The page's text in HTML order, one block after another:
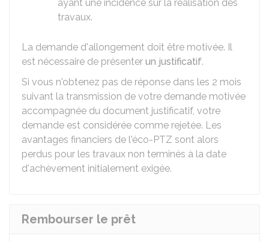
ayant une incidence sur la réalisation des
travaux.
La demande d'allongement doit être motivée. Il
est nécessaire de présenter un justificatif.
Si vous n'obtenez pas de réponse dans les 2 mois
suivant la transmission de votre demande motivée
accompagnée du document justificatif, votre
demande est considérée comme rejetée. Les
avantages financiers de l'éco-PTZ sont alors
perdus pour les travaux non terminés à la date
d'achèvement initialement exigée.
Rembourser le prêt